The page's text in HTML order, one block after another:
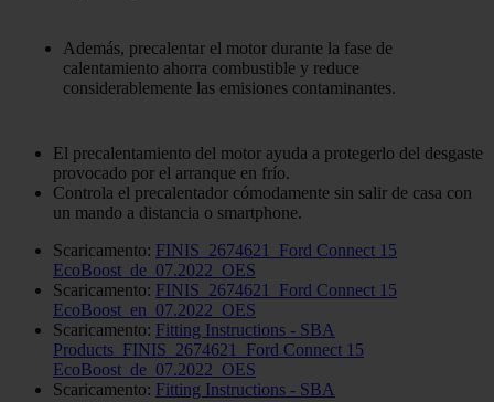
Además, precalentar el motor durante la fase de
calentamiento ahorra combustible y reduce
considerablemente las emisiones contaminantes.
El precalentamiento del motor ayuda a protegerlo del desgaste
provocado por el arranque en frío.
Controla el precalentador cómodamente sin salir de casa con
un mando a distancia o smartphone.
Scaricamento: FINIS_2674621_Ford Connect 15
EcoBoost_de_07.2022_OES
Scaricamento: FINIS_2674621_Ford Connect 15
EcoBoost_en_07.2022_OES
Scaricamento: Fitting Instructions - SBA
Products_FINIS_2674621_Ford Connect 15
EcoBoost_de_07.2022_OES
Scaricamento: Fitting Instructions - SBA